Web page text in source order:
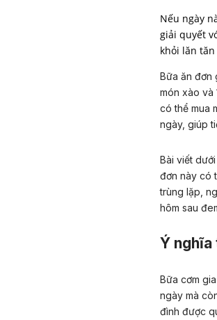
Nếu ngày
giải quyết
khỏi lăn
Bữa ăn đơn
món xào và
có thể mua
ngày, giúp
Bài viết
đơn này có
trùng lặp,
hôm sau
Ý nghĩa
Bữa cơm
ngày mà
đình được